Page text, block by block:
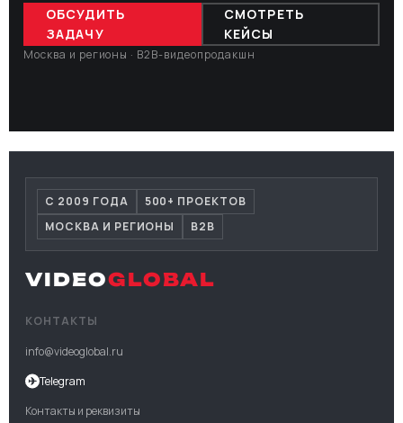
ОБСУДИТЬ
ЗАДАЧУ
СМОТРЕТЬ
КЕЙСЫ
Москва и регионы · B2B-видеопродакшн
С 2009 ГОДА
500+ ПРОЕКТОВ
МОСКВА И РЕГИОНЫ
B2B
VIDEOGLOBAL
КОНТАКТЫ
info@videoglobal.ru
✈Telegram
Контакты и реквизиты